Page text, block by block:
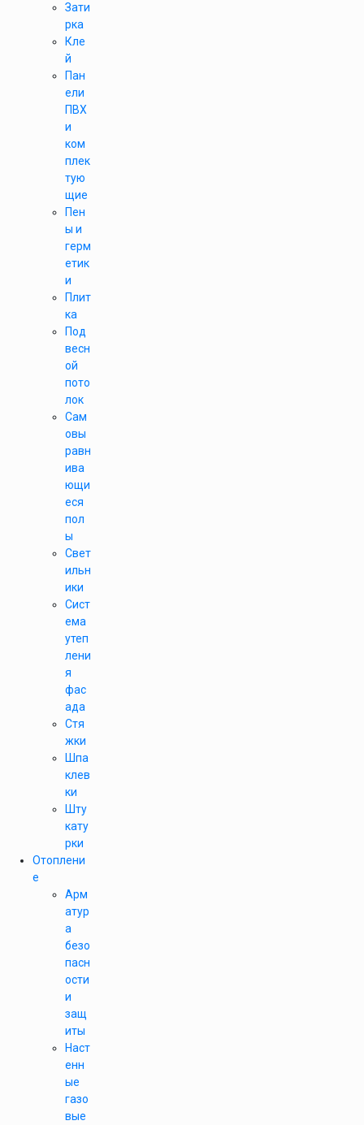
Зати
рка
Кле
й
Пан
ели
ПВХ
и
ком
плек
тую
щие
Пен
ы и
герм
етик
и
Плит
ка
Под
весн
ой
пото
лок
Сам
овы
равн
ива
ющи
еся
пол
ы
Свет
ильн
ики
Сист
ема
утеп
лени
я
фас
ада
Стя
жки
Шпа
клев
ки
Шту
кату
рки
Отоплени
е
Арм
атур
а
безо
пасн
ости
и
защ
иты
Наст
енн
ые
газо
вые